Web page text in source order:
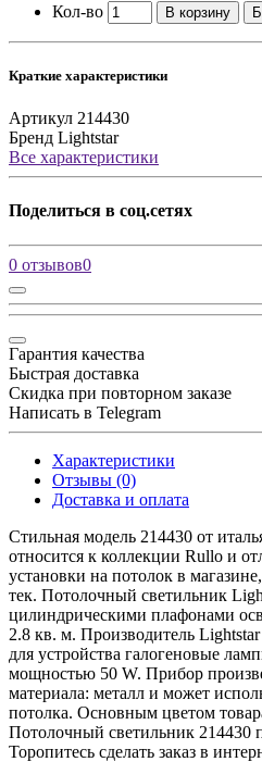
Кол-во В корзину
Краткие характеристики
Артикул 214430
Бренд Lightstar
Все характеристики
Поделиться в соц.сетях
0 отзывов0
Гарантия качества
Быстрая доставка
Скидка при повторном заказе
Написать в Telegram
Характеристики
Отзывы (0)
Доставка и оплата
Стильная модель 214430 от
относится к коллекции Rullo и
установки на потолок в
тек. Потолочный светильник
цилиндрическими плафонами
2.8 кв. м. Производитель
для устройства галогеновые
мощностью 50 W. Прибор
материала: металл и может
потолка. Основным цветом
Потолочный светильник 214430
Торопитесь сделать заказ в